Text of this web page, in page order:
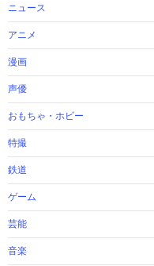
ニュース
アニメ
漫画
声優
おもちゃ・ホビー
特撮
鉄道
ゲーム
芸能
音楽